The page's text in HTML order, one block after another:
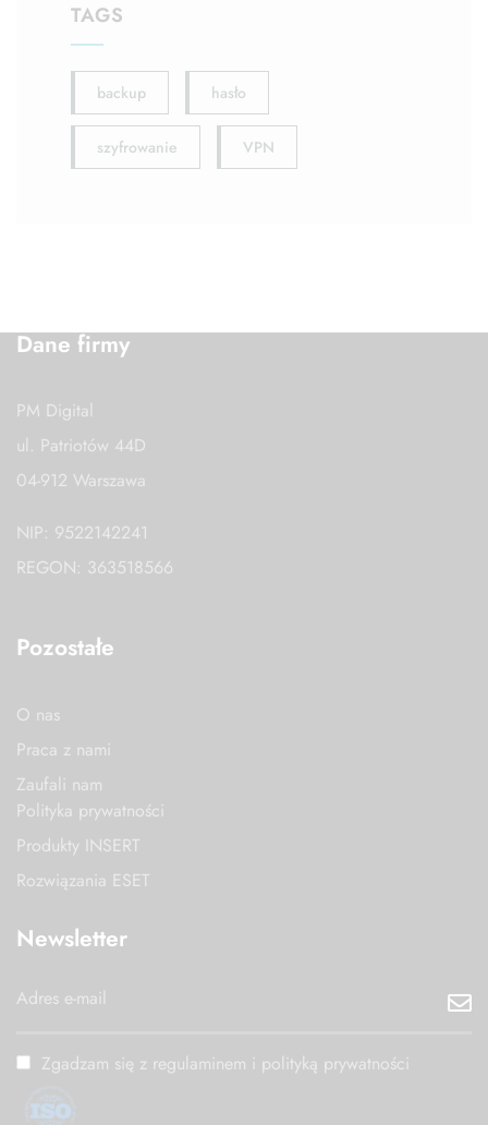
TAGS
backup hasło
szyfrowanie VPN
Dane firmy
PM Digital
ul. Patriotów 44D
04-912 Warszawa
NIP: 9522142241
REGON: 363518566
Pozostałe
O nas
Praca z nami
Zaufali nam
Polityka prywatności
Produkty INSERT
Rozwiązania ESET
Newsletter
Zgadzam się z regulaminem i polityką prywatności